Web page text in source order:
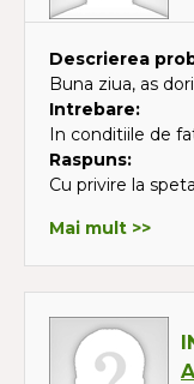
Descrierea
Buna ziua, as
Intrebare:
In conditiile de
Raspuns:
Cu privire la
Mai mult >>